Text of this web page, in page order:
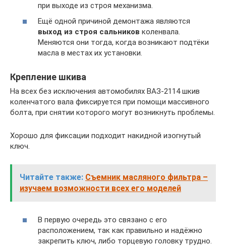
при выходе из строя механизма.
Ещё одной причиной демонтажа являются
выход из строя сальников коленвала.
Меняются они тогда, когда возникают подтёки
масла в местах их установки.
Крепление шкива
На всех без исключения автомобилях ВАЗ-2114 шкив
коленчатого вала фиксируется при помощи массивного
болта, при снятии которого могут возникнуть проблемы.
Хорошо для фиксации подходит накидной изогнутый
ключ.
Читайте также: Съемник масляного фильтра –
изучаем возможности всех его моделей
В первую очередь это связано с его
расположением, так как правильно и надёжно
закрепить ключ, либо торцевую головку трудно.